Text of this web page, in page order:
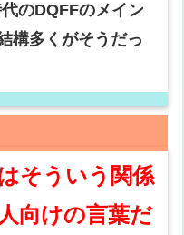
のDQFFのメイン
構多くがそうだっ
そういう関係
向けの言葉だ